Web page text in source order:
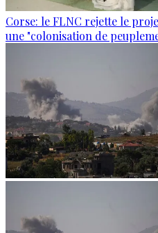
Corse: le FLNC rejette le
une "colonisation de